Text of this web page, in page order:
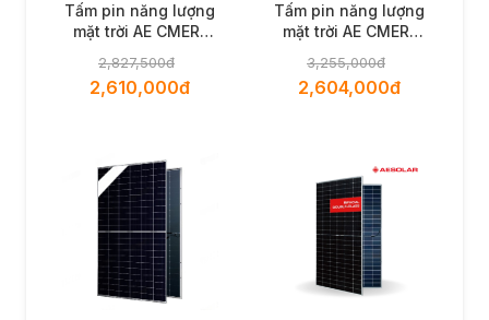
Tấm pin năng lượng
mặt trời AE CMER-
132BDS 625W
2,827,500đ
2,610,000đ
Tấm pin năng lượng
mặt trời AE CMER-
132BDS 620W
3,255,000đ
2,604,000đ